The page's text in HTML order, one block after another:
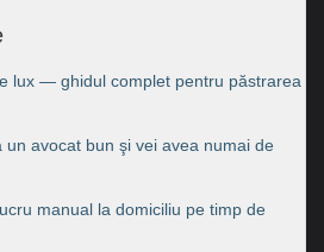
lux — ghidul complet pentru păstrarea
un avocat bun şi vei avea numai de
manual la domiciliu pe timp de